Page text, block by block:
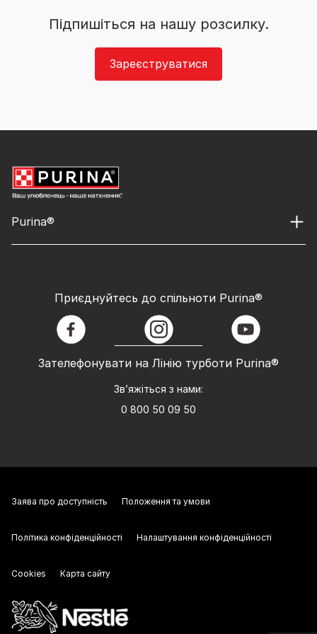
Підпишіться на нашу розсилку.
Зареєструватися
Purina®
Зателефонувати на Лінію турботи Purina®
Зв’яжіться з нами:
0 800 50 09 50
Приєднуйтесь до спільноти Purina®
facebook instagram youtube
Заява про доступність Положення та умови
Політика конфіденційності Налаштування конфіденційності
Cookies Карта сайту